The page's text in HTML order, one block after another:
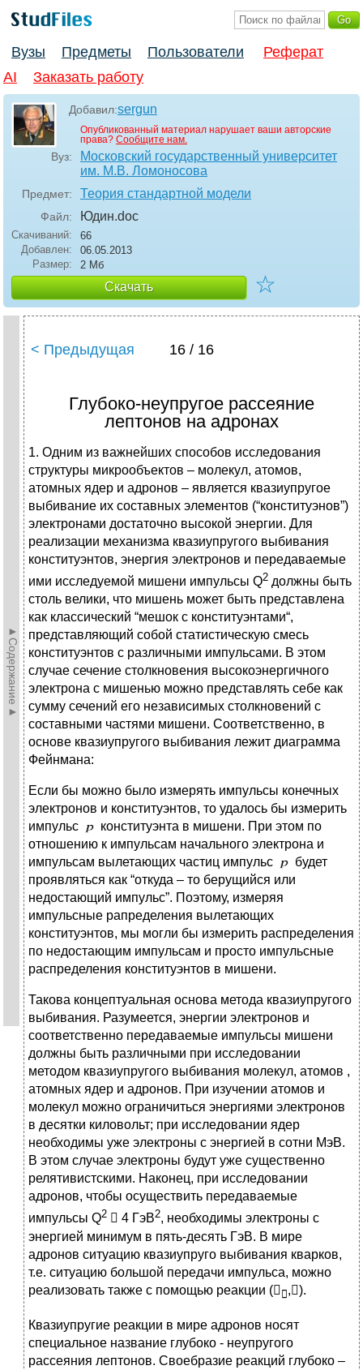
Вузы Предметы Пользователи
Реферат
AI
Заказать работу
Добавил:sergun
Опубликованный материал нарушает ваши авторские
права? Сообщите нам.
Вуз:
Московский государственный университет
им. М.В. Ломоносова
Предмет: Теория стандартной модели
Файл: Юдин.doc
Скачиваний:
66
Добавлен:
06.05.2013
Размер:
2 Мб
Скачать ☆
►Содержание►
< Предыдущая 16 / 16
Глубоко-неупругое рассеяние
лептонов на адронах
1. Одним из важнейших способов исследования
структуры микрообъектов – молекул, атомов,
атомных ядер и адронов – является квазиупругое
выбивание их составных элементов (“конституэнов”)
электронами достаточно высокой энергии. Для
реализации механизма квазиупругого выбивания
конституэнтов, энергия электронов и передаваемые
ими исследуемой мишени импульсы Q2 должны быть
столь велики, что мишень может быть представлена
как классический “мешок с конституэнтами“,
представляющий собой статистическую смесь
конституэнтов с различными импульсами. В этом
случае сечение столкновения высокоэнергичного
электрона с мишенью можно представлять себе как
сумму сечений его независимых столкновений с
составными частями мишени. Соответственно, в
основе квазиупругого выбивания лежит диаграмма
Фейнмана:
Если бы можно было измерять импульсы конечных
электронов и конституэнтов, то удалось бы измерить
импульс
конституэнта в мишени. При этом по
отношению к импульсам начального электрона и
импульсам вылетающих частиц импульс
будет
проявляться как “откуда – то берущийся или
недостающий импульс”. Поэтому, измеряя
импульсные рапределения вылетающих
конституэнтов, мы могли бы измерить распределения
по недостающим импульсам и просто импульсные
распределения конституэнтов в мишени.
Такова концептуальная основа метода квазиупругого
выбивания. Разумеется, энергии электронов и
соответственно передаваемые импульсы мишени
должны быть различными при исследовании
методом квазиупругого выбивания молекул, атомов ,
атомных ядер и адронов. При изучении атомов и
молекул можно ограничиться энергиями электронов
в десятки киловольт; при исследовании ядер
необходимы уже электроны с энергией в сотни МэВ.
В этом случае электроны будут уже существенно
релятивистскими. Наконец, при исследовании
адронов, чтобы осуществить передаваемые
импульсы Q2  4 ГэВ2, необходимы электроны с
энергией минимум в пять-десять ГэВ. В мире
адронов ситуацию квазиупруго выбивания кварков,
т.е. ситуацию большой передачи импульса, можно
реализовать также с помощью реакции (  ,).
Квазиупругие реакции в мире адронов носят
специальное название глубоко - неупругого
рассеяния лептонов. Своебразие реакций глубоко –